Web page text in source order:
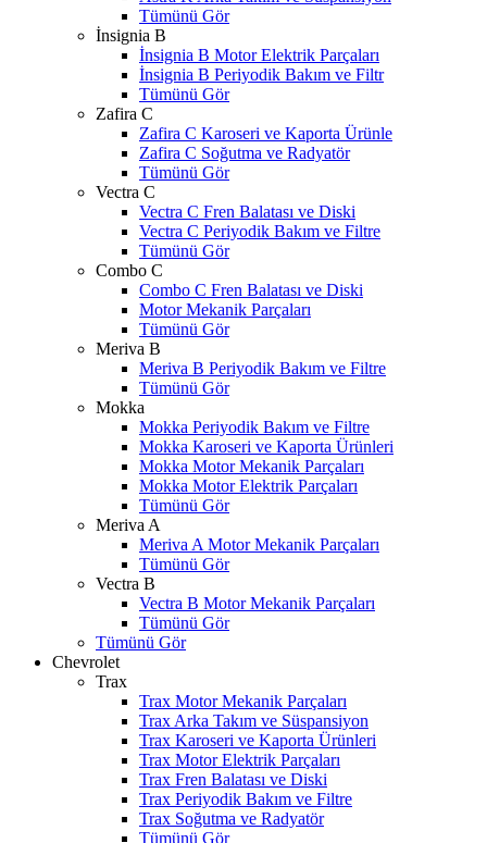
Tümünü Gör
İnsignia B
İnsignia B Motor Elektrik Parçaları
İnsignia B Periyodik Bakım ve Filtr
Tümünü Gör
Zafira C
Zafira C Karoseri ve Kaporta Ürünle
Zafira C Soğutma ve Radyatör
Tümünü Gör
Vectra C
Vectra C Fren Balatası ve Diski
Vectra C Periyodik Bakım ve Filtre
Tümünü Gör
Combo C
Combo C Fren Balatası ve Diski
Motor Mekanik Parçaları
Tümünü Gör
Meriva B
Meriva B Periyodik Bakım ve Filtre
Tümünü Gör
Mokka
Mokka Periyodik Bakım ve Filtre
Mokka Karoseri ve Kaporta Ürünleri
Mokka Motor Mekanik Parçaları
Mokka Motor Elektrik Parçaları
Tümünü Gör
Meriva A
Meriva A Motor Mekanik Parçaları
Tümünü Gör
Vectra B
Vectra B Motor Mekanik Parçaları
Tümünü Gör
Tümünü Gör
Chevrolet
Trax
Trax Motor Mekanik Parçaları
Trax Arka Takım ve Süspansiyon
Trax Karoseri ve Kaporta Ürünleri
Trax Motor Elektrik Parçaları
Trax Fren Balatası ve Diski
Trax Periyodik Bakım ve Filtre
Trax Soğutma ve Radyatör
Tümünü Gör